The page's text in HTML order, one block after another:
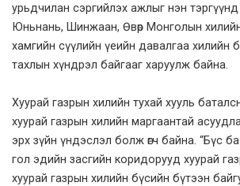
урьдчилан сэргийлэх ажлыг нэн
Юньнань, Шинжаан, Өвөр Монголын
хамгийн сүүлийн үеийн давалгаа хилийн
тахлын хүндрэл байгааг харуулж байна.
Хуурай газрын хилийн тухай хууль
хуурай газрын хилийн маргаантай
эрх зүйн үндэслэл болж өгч байна. “Бүс
гол эдийн засгийн коридорууд хуурай
хуурай газрын хилийн бүсийн бүтээн